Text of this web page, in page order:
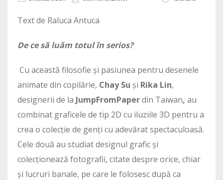
Text de Raluca Antuca
De ce să luăm totul în serios?
Cu această filosofie și pasiunea pentru desenele
animate din copilărie, Chay Su și Rika Lin,
designerii de la JumpFromPaperdin Taiwan, au
combinat graficele de tip 2D cu iluziile 3D pentru a
crea o colecție de genți cu adevărat spectaculoasă.
Cele două au studiat designul grafic și
colecționează fotografii, citate despre orice, chiar
și lucruri banale, pe care le folosesc după ca